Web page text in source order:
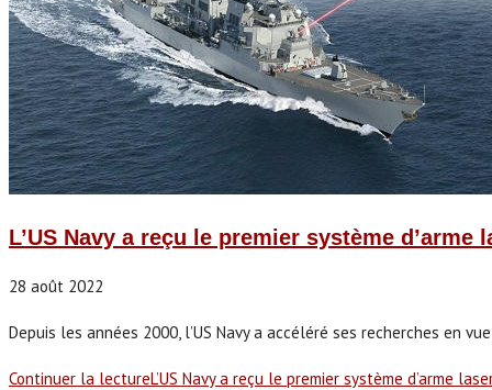
L’US Navy a reçu le premier système
28 août 2022
Depuis les années 2000, l’US Navy a accéléré ses recherches en
Continuer la lectureL’US Navy a reçu le premier système d’arme